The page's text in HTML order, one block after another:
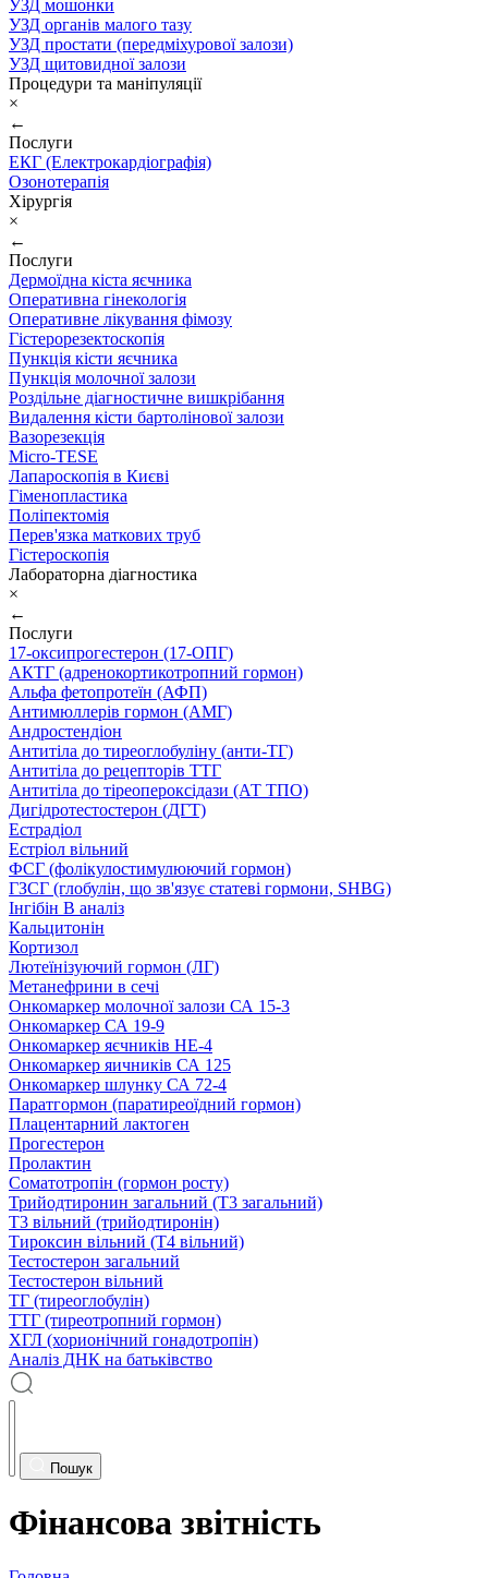
УЗД мошонки
УЗД органів малого тазу
УЗД простати (передміхурової залози)
УЗД щитовидної залози
Процедури та маніпуляції
×
←
Послуги
ЕКГ (Електрокардіографія)
Озонотерапія
Хірургія
×
←
Послуги
Дермоїдна кіста яєчника
Оперативна гінекологія
Оперативне лікування фімозу
Гістерорезектоскопія
Пункція кісти яєчника
Пункція молочної залози
Роздільне діагностичне вишкрібання
Видалення кісти бартолінової залози
Вазорезекція
Micro-TESE
Лапароскопія в Києві
Гіменопластика
Поліпектомія
Перев'язка маткових труб
Гістероскопія
Лабораторна діагностика
×
←
Послуги
17-оксипрогестерон (17-ОПГ)
АКТГ (адренокортикотропний гормон)
Альфа фетопротеїн (АФП)
Антимюллерів гормон (АМГ)
Андростендіон
Антитіла до тиреоглобуліну (анти-ТГ)
Антитіла до рецепторів ТТГ
Антитіла до тіреопероксідази (АТ ТПО)
Дигідротестостерон (ДГТ)
Естрадіол
Естріол вільний
ФСГ (фолікулостимулюючий гормон)
ГЗСГ (глобулін, що зв'язує статеві гормони, SHBG)
Інгібін B аналіз
Кальцитонін
Кортизол
Лютеїнізуючий гормон (ЛГ)
Метанефрини в сечі
Онкомаркер молочної залози СА 15-3
Онкомаркер СА 19-9
Онкомаркер яєчників НЕ-4
Онкомаркер яичників СА 125
Онкомаркер шлунку СА 72-4
Паратгормон (паратиреоїдний гормон)
Плацентарний лактоген
Прогестерон
Пролактин
Соматотропін (гормон росту)
Трийодтиронин загальний (Т3 загальний)
Т3 вільний (трийодтиронін)
Тироксин вільний (Т4 вільний)
Тестостерон загальний
Тестостерон вільний
ТГ (тиреоглобулін)
ТТГ (тиреотропний гормон)
ХГЛ (хорионічний гонадотропін)
Аналіз ДНК на батьківство
Пошук
Фінансова звітність